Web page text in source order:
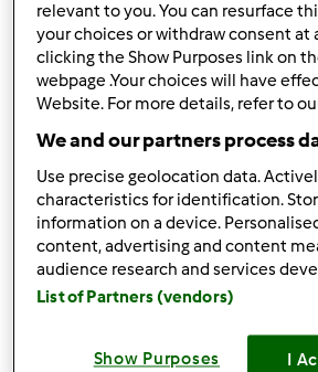
Para fazer o refogado deverá
indicada na receita. Qual era a
cozinhar?
Obrigada,
Equipa Bimby®
Topo
Iniciar sessão ou registe-se
Nellya B.
relevant to you. You can resurface
your choices or withdraw consent at
clicking the Show Purposes link on
webpage .Your choices will have
Website. For more details, refer to
We and our partners process
Use precise geolocation data.
characteristics for identification.
information on a device.
content, advertising and content
audience research and services
List of Partners (vendors)
Show Purposes I